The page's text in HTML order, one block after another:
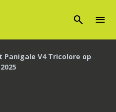
search menu
Panigale V4 Tricolore op